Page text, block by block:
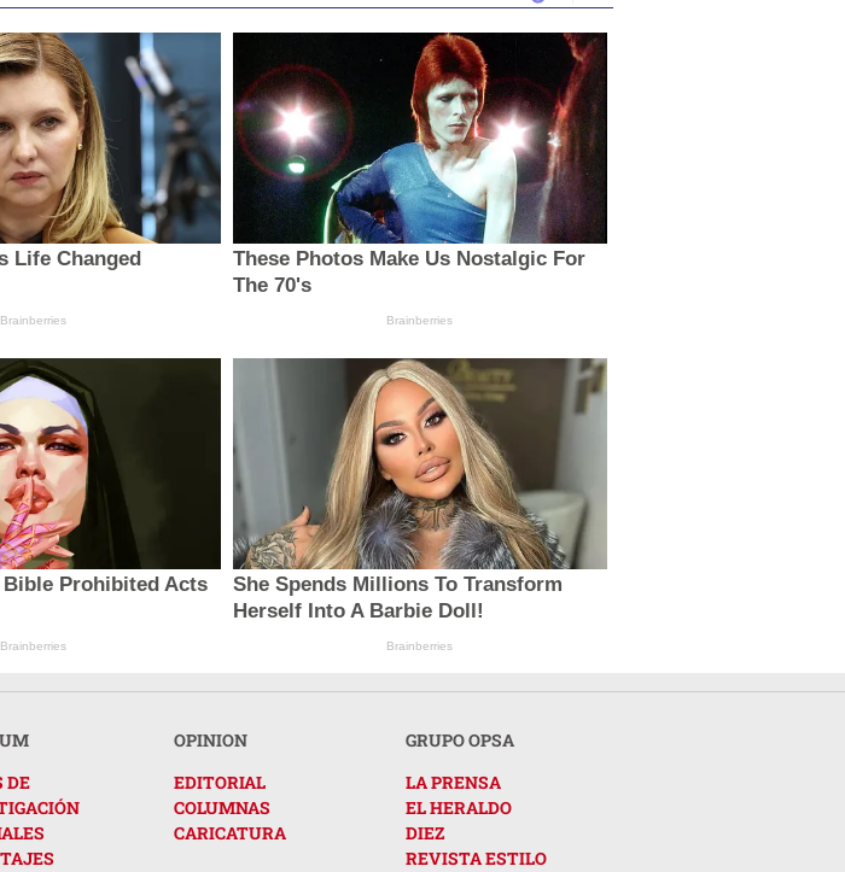
Life Changed
Brainberries
These Photos Make Us Nostalgic For
The 70's
Brainberries
Prohibited Acts
Brainberries
She Spends Millions To Transform
Herself Into A Barbie Doll!
Brainberries
DE
OPINION
EDITORIAL
COLUMNAS
CARICATURA
GRUPO OPSA
LA PRENSA
EL HERALDO
DIEZ
REVISTA ESTILO